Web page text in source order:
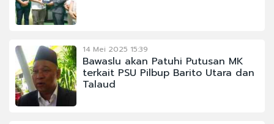
14 Mei 2025 15:39
Bawaslu akan Patuhi Putusan MK
terkait PSU Pilbup Barito Utara dan
Talaud